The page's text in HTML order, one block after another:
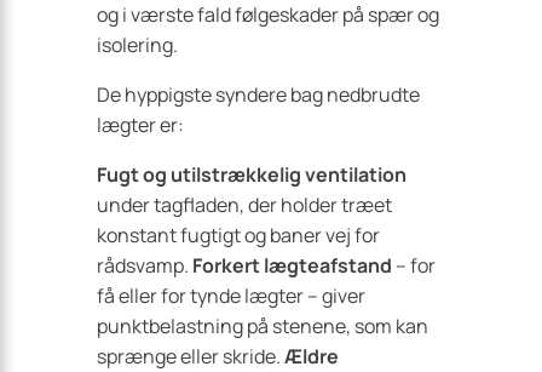
og i værste fald følgeskader på spær og
isolering.
De hyppigste syndere bag nedbrudte
lægter er:
Fugt og utilstrækkelig ventilation
under tagfladen, der holder træet
konstant fugtigt og baner vej for
rådsvamp. Forkert lægteafstand – for
få eller for tynde lægter – giver
punktbelastning på stenene, som kan
sprænge eller skride.Ældre